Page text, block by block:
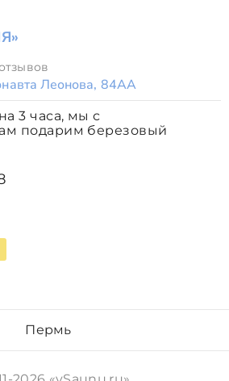
Леонова, 84АА
3 часа, мы с
подарим березовый
Пермь